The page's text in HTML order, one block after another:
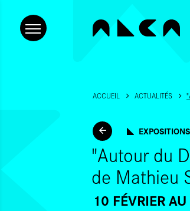
ACCUEIL ACTUALITÉS
EXPOSITIONS
"Autour du
de Mathieu
10 FÉVRIER